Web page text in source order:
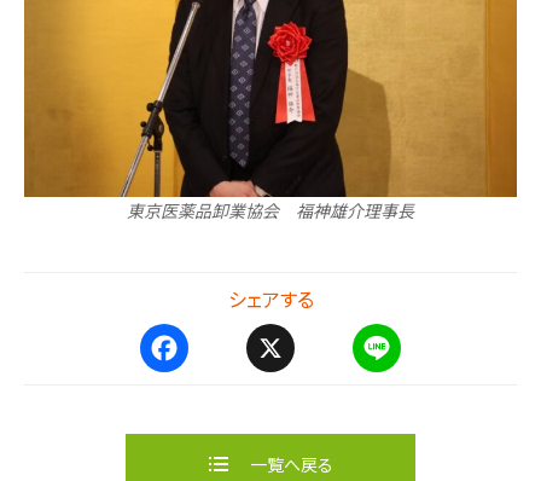
東京医薬品卸業協会 福神雄介理事長
シェアする
e e
一覧へ戻る